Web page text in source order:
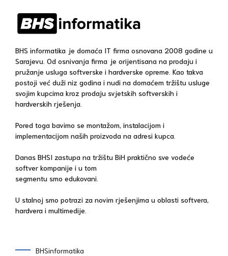
BHS informatika je domaća IT firma osnovana 2008 godine u
Sarajevu. Od osnivanja firma je orijentisana na prodaju i
pružanje usluga softverske i hardverske opreme. Kao takva
postoji već duži niz godina i nudi na domaćem tržištu usluge
svojim kupcima kroz prodaju svjetskih softverskih i
hardverskih rješenja.
Pored toga bavimo se montažom, instalacijom i
implementacijom naših proizvoda na adresi kupca.
Danas BHSI zastupa na tržištu BiH praktično sve vodeće
softver kompanije i u tom
segmentu smo edukovani.
U stalnoj smo potrazi za novim rješenjima u oblasti softvera,
hardvera i multimedije.
BHSinformatika